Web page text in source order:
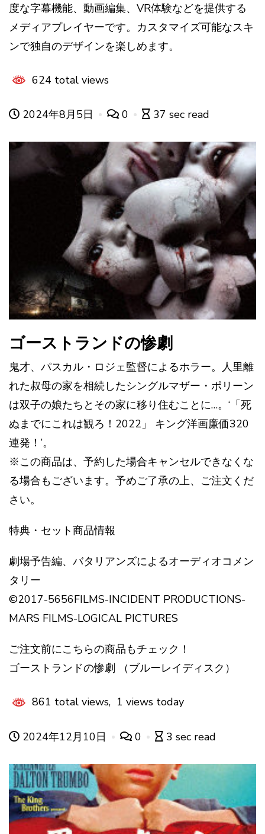
度な字幕機能、動画編集、VR体験などを提供する
メディアプレイヤーです。カスタマイズ可能なスキ
ンで独自のデザインを楽しめます。
624 total views
2024年8月5日 0 37 sec read
ゴーストランドの惨劇
鬼才、パスカル・ロジェ監督によるホラー。人里離
れた叔母の家を相続したシングルマザー・ポリーン
は双子の娘たちとその家に移り住むことに…。‘「死
ぬまでにこれは観ろ！2022」 キング洋画廉価320
連発！’。
※この商品は、予約した場合キャンセルできなくな
る場合もございます。予めご了承の上、ご注文くだ
さい。
特典・セット商品情報
劇場予告編、バタリアンズによるオーディオコメン
タリー
©2017-5656FILMS-INCIDENT PRODUCTIONS-
MARS FILMS-LOGICAL PICTURES
ご注文前にこちらの商品もチェック！
ゴーストランドの惨劇 （ブルーレイディスク）
861 total views, 1 views today
2024年12月10日 0 3 sec read